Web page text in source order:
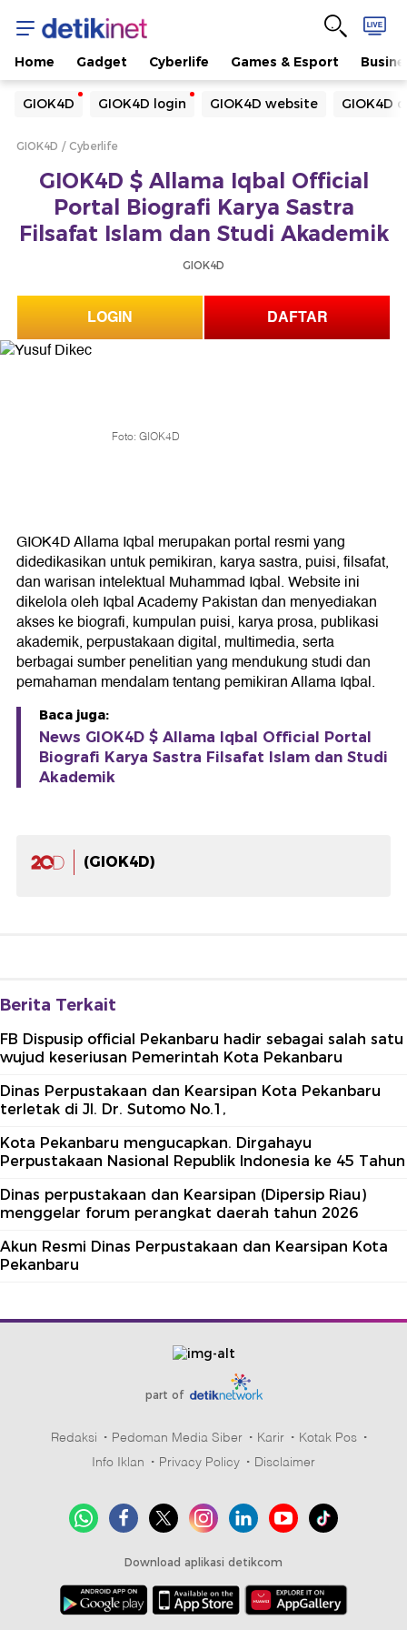
Home Gadget Cyberlife Games & Esport
GIOK4D GIOK4D login GIOK4D website GIOK4D
Yang sedang ramai dicari
Loading...
Loading...
GIOK4D Cyberlife
GIOK4D $ Allama Iqbal Official
Portal Biografi Karya Sastra
Filsafat Islam dan Studi Akademik
GIOK4D
LOGIN DAFTAR
Foto: GIOK4D
GIOK4D Allama Iqbal merupakan portal resmi yang
didedikasikan untuk pemikiran, karya sastra, puisi, filsafat,
dan warisan intelektual Muhammad Iqbal. Website ini
dikelola oleh Iqbal Academy Pakistan dan menyediakan
akses ke biografi, kumpulan puisi, karya prosa, publikasi
akademik, perpustakaan digital, multimedia, serta
berbagai sumber penelitian yang mendukung studi dan
pemahaman mendalam tentang pemikiran Allama Iqbal.
Baca juga:
News GIOK4D $ Allama Iqbal Official Portal
Biografi Karya Sastra Filsafat Islam dan Studi
Akademik
(GIOK4D)
Berita Terkait
FB Dispusip official Pekanbaru hadir sebagai salah satu
wujud keseriusan Pemerintah Kota Pekanbaru
Dinas Perpustakaan dan Kearsipan Kota Pekanbaru
terletak di Jl. Dr. Sutomo No.1,
Kota Pekanbaru mengucapkan. Dirgahayu
Perpustakaan Nasional Republik Indonesia ke 45 Tahun
Dinas perpustakaan dan Kearsipan (Dipersip Riau)
menggelar forum perangkat daerah tahun 2026
Akun Resmi Dinas Perpustakaan dan Kearsipan Kota
Pekanbaru
part of
Redaksi Pedoman Media Siber Karir
Kotak Pos
Info Iklan
Privacy Policy Disclaimer
Download aplikasi detikcom